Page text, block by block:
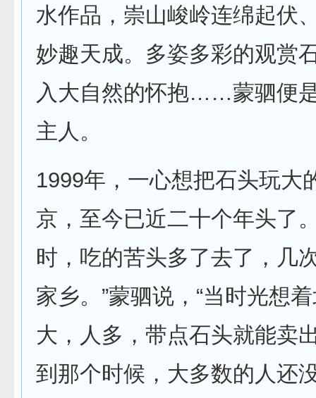
水作品，崇山峻岭连绵起伏
妙趣天成。多姿多彩的观赏
入大自然的怀抱……蒙驷便是
主人。
1999年，一心想把石头玩大
京，至今已近二十个年头了
时，吃的苦头多了去了，几
家乡。”蒙驷说，“当时光想
大，人多，带点石头就能卖
到那个时候，大多数的人还